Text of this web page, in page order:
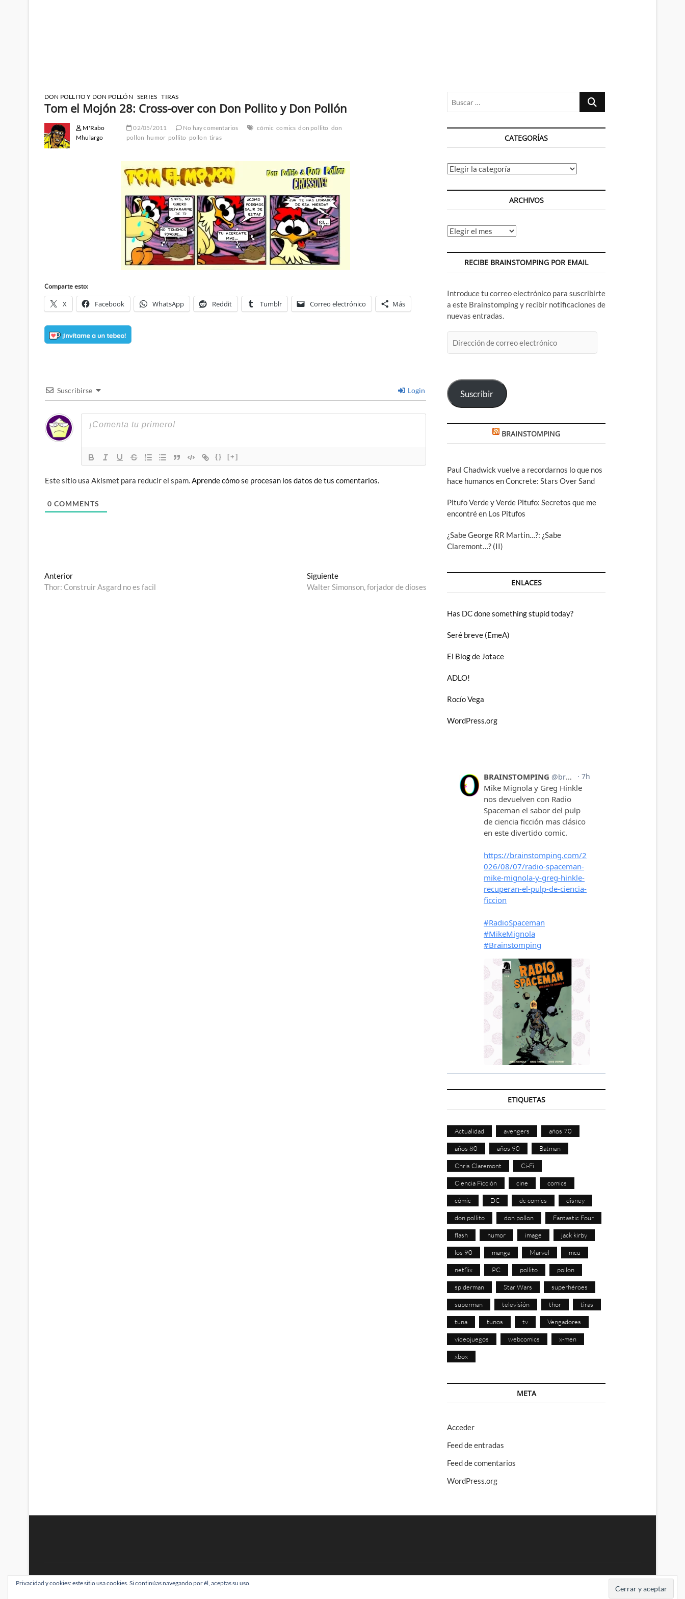
DON POLLITO Y DON POLLÓN SERIES TIRAS
Tom el Mojón 28: Cross-over con Don Pollito y Don Pollón
M'Rabo
Mhulargo
02/05/2011 No hay comentarios cómic comics don pollito don
pollon humor pollito pollon tiras
Comparte esto:
X Facebook WhatsApp Reddit Tumblr Correo electrónico Más
Suscribirse Login
{} [+]
Este sitio usa Akismet para reducir el spam.Aprende cómo se procesan los datos de tus comentarios.
0 COMMENTS
Navegación
de
AnteriorEntrada
anterior:
Thor: Construir Asgard no es facil
SiguienteEntrada
siguiente:
Walter Simonson, forjador de dioses
Buscar
CATEGORÍAS
Categorías
ARCHIVOS
Archivos
RECIBE BRAINSTOMPING POR EMAIL
Introduce tu correo electrónico para suscribirte
a este Brainstomping y recibir notificaciones de
nuevas entradas.
de
Suscribir
BRAINSTOMPING
Paul Chadwick vuelve a recordarnos lo que nos
hace humanos en Concrete: Stars Over Sand
Pitufo Verde y Verde Pitufo: Secretos que me
encontré en Los Pitufos
¿Sabe George RR Martin…?: ¿Sabe
Claremont…? (II)
ENLACES
Has DC done something stupid today?
Seré breve (EmeA)
El Blog de Jotace
ADLO!
Rocío Vega
WordPress.org
ETIQUETAS
Actualidad avengers años 70
años 80 años 90 Batman
Chris Claremont Ci-Fi
Ciencia Ficción cine comics
cómic DC dc comics disney
don pollito don pollon Fantastic Four
flash humor image jack kirby
los 90 manga Marvel mcu
netflix PC pollito pollon
spiderman Star Wars superhéroes
superman televisión thor tiras
tuna tunos tv Vengadores
videojuegos webcomics x-men
xbox
META
Acceder
Feed de entradas
Feed de comentarios
WordPress.org
BRAINSTOMPING| Diseñado por:Theme Freesia|WordPress| © Todos los derechos reservados
Privacidad y cookies: este sitio usa cookies. Si continúas navegando por él, aceptas su uso.